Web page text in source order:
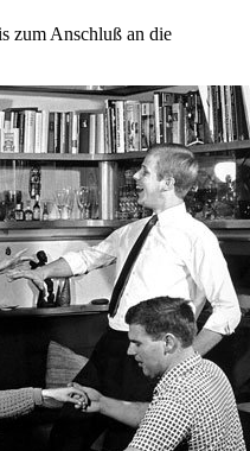
zum Anschluß an die